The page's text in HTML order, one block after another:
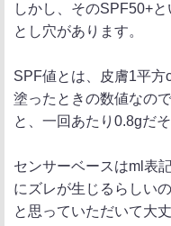
しかし、そのSPF50+
とし穴があります。
SPF値とは、皮膚1平方
塗ったときの数値なの
と、一回あたり0.8gだそ
センサーベースはml表
にズレが生じるらしい
と思っていただいて大